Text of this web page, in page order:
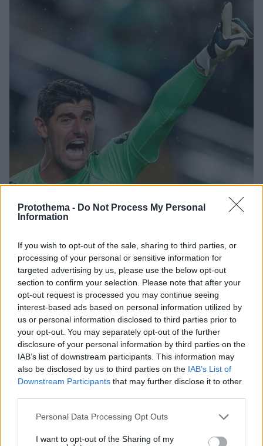
Protothema - Do Not Process My Personal
Information
If you wish to opt-out of the sale, sharing to third parties, or
processing of your personal or sensitive information for
targeted advertising by us, please use the below opt-out
section to confirm your selection. Please note that after your
opt-out request is processed you may continue seeing
interest-based ads based on personal information utilized by
us or personal information disclosed to third parties prior to
your opt-out. You may separately opt-out of the further
disclosure of your personal information by third parties on the
IAB’s list of downstream participants. This information may
also be disclosed by us to third parties on the IAB’s List of
Downstream Participants that may further disclose it to other
Please note that this website/app uses one or more Google
not limited to your visit or usage behaviour. You may click to
Personal Data Processing Opt Outs
I want to opt-out of the Sharing of my
Ο Κουρτουά υπερασπίστηκε τον Ντοναρούμα για τον
τραυματισμό του Μουσιάλα: «Είναι και εκείνος
πληγωμένος»
Ο Βέλγος γκολκίπερ της Ρεάλ Μαδρίτης σχολίασε τις
δηλώσεις του Νόιερ κατά του Ντοναρούμα,
υπερασπιζόμενος τον τερματοφύλακα της Παρί